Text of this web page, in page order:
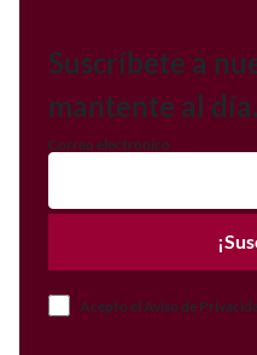
Suscríbete a
mantente al día.
Correo electrónico
Acepto el Aviso de